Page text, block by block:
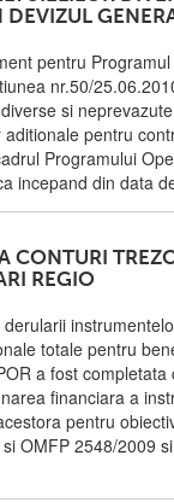
DEVIZUL
pentru
nr.50/
si
pentru
Programului
incepand din data
CONTURI
REGIO
totale pentru
a fost
financiara a
pentru
OMFP 2548/2009